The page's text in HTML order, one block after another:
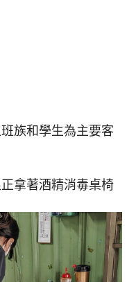
族和學生為主要客
拿著酒精消毒桌椅